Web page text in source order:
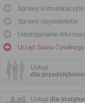
Sprawy komunikacyjne
Sprawy obywatelskie
Udostępnianie
Urząd Stanu Cywilnego
Usługi
dla
Usługi dla